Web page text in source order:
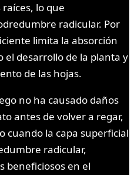
lo que
radicular. Por
limita la absorción
desarrollo de la planta y
de las hojas.
no ha causado daños
antes de volver a regar,
cuando la capa superficial
radicular,
beneficiosos en el